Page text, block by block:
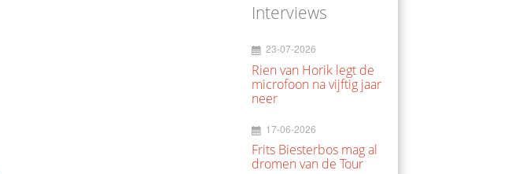
Interviews
23-07-2026
Rien van Horik legt de
microfoon na vijftig jaar
neer
17-06-2026
Frits Biesterbos mag al
dromen van de Tour